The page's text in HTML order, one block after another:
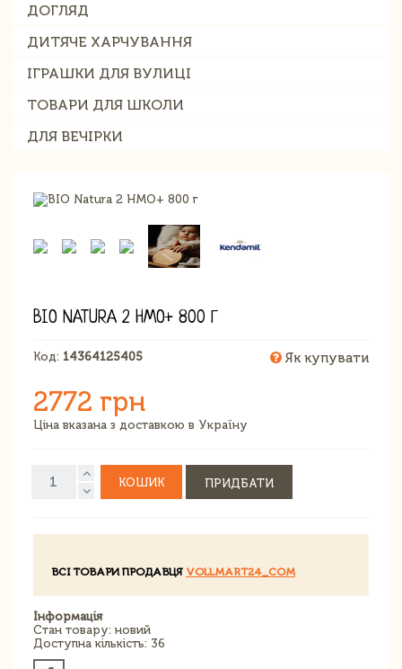
ДОГЛЯД
ДИТЯЧЕ ХАРЧУВАННЯ
ІГРАШКИ ДЛЯ ВУЛИЦІ
ТОВАРИ ДЛЯ ШКОЛИ
ДЛЯ ВЕЧІРКИ
BIO NATURA 2 HMO+ 800 Г
Код: 14364125405 Як купувати
2772 грн
Ціна вказана з доставкою в Україну
КОШИК ПРИДБАТИ
ВСІ ТОВАРИ ПРОДАВЦЯ VOLLMART24_COM
Інформація
Стан товару: новий
Доступна кількість: 36